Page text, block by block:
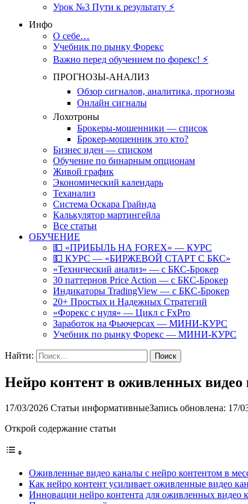
Урок №3 Пути к результату ⚡️
Инфо
О себе…
Учебник по рынку Форекс
Важно перед обучением по форекс! ⚡
ПРОГНОЗЫ-АНАЛИЗ
Обзор сигналов, аналитика, прогнозы
Онлайн сигналы
Лохотроны
Брокеры-мошенники — список
Брокер-мошенник это кто?
Бизнес идеи — списком
Обучение по бинарным опционам
Живой график
Экономический календарь
Теханализ
Система Оскара Грайнда
Калькулятор мартингейла
Все статьи
ОБУЧЕНИЕ
💵 «ПРИБЫЛЬ НА FOREX» — КУРС
💵 КУРС — «БИРЖЕВОЙ СТАРТ С БКС»
«Технический анализ» — с БКС-Брокер
30 паттернов Price Action — с БКС-Брокер
Индикаторы TradingView — с БКС-Брокер
20+ Простых и Надежных Стратегий
«Форекс с нуля» — Цикл с FxPro
Заработок на Фьючерсах — МИНИ-КУРС
Учебник по рынку Форекс — МИНИ-КУРС
Найти:
Нейро контент в оживленных видео
17/03/2026 Статьи информативныеЗапись обновлена: 17/
Открой содержание статьи
Оживленные видео каналы с нейро контентом в
Как нейро контент усиливает оживленные видео
Инновации нейро контента для оживленных видео